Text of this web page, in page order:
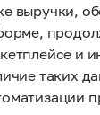
выручки,
и
таких